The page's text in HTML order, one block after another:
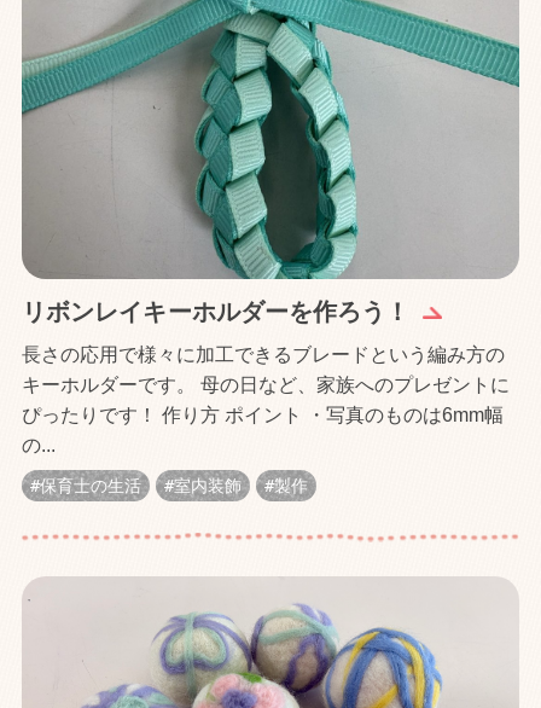
リボンレイキーホルダーを作ろう！
長さの応用で様々に加工できるブレードという編み方の
キーホルダーです。 母の日など、家族へのプレゼントに
ぴったりです！ 作り方 ポイント ・写真のものは6mm幅
の...
保育士の生活 室内装飾 製作